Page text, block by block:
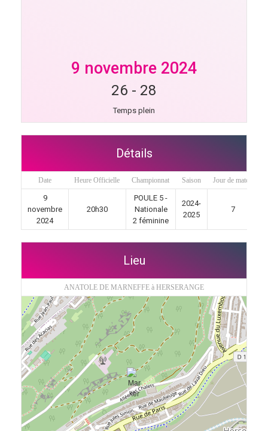
9 novembre 2024
26 - 28
Temps plein
Détails
Date Heure Officielle Championnat Saison Jour de match
9
novembre
2024
20h30
POULE 5 -
Nationale
2 féminine
2024-
2025
7
Lieu
ANATOLE DE MARNEFFE à HERSERANGE